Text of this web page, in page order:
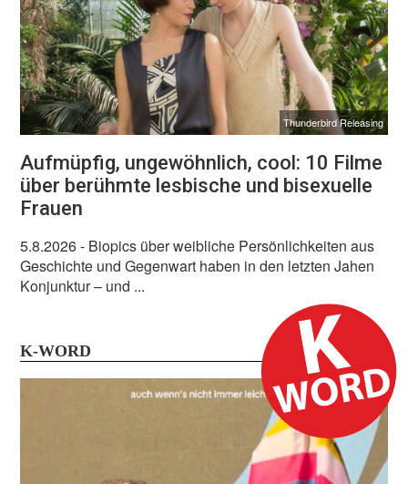
Thunderbird Releasing
Aufmüpfig, ungewöhnlich, cool: 10 Filme
über berühmte lesbische und bisexuelle
Frauen
5.8.2026- Biopics über weibliche Persönlichkeiten aus
Geschichte und Gegenwart haben in den letzten Jahen
Konjunktur – und ...
K-WORD